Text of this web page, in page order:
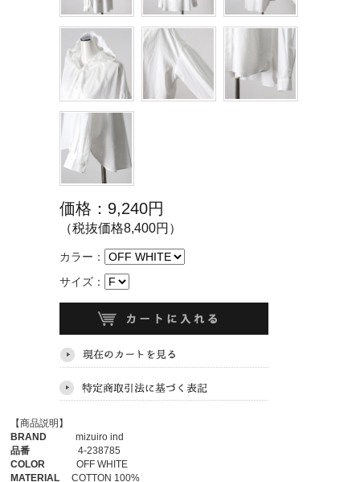
価格：9,240円
（税抜価格8,400円）
カラー：
サイズ：
【商品説明】
BRAND mizuiro ind
品番 4-238785
COLOR OFF WHITE
MATERIAL COTTON 100%